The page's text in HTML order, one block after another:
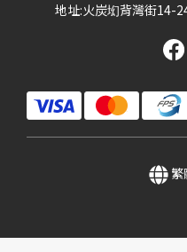
地址:火炭㘭背灣街14-
繁